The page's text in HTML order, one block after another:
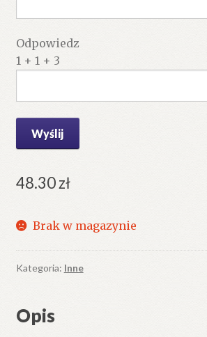
Odpowiedz
1 + 1 + 3
48.30zł
Brak w magazynie
Kategoria: Inne
Opis